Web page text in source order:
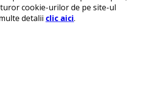
cookie-urilor de pe site-ul
detalii clic aici.